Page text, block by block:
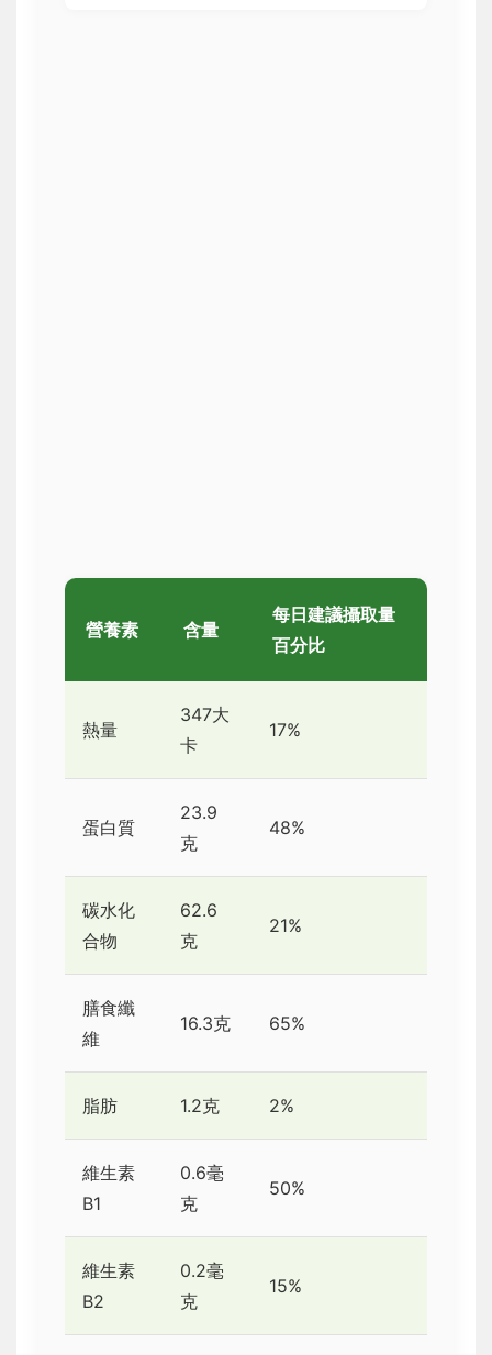
營養素 含量
每日建議攝取量
百分比
熱量
347大
卡
17%
蛋白質
23.9
克
48%
碳水化
合物
62.6
克
21%
膳食纖
維
16.3克 65%
脂肪 1.2克 2%
維生素
B1
0.6毫
克
50%
維生素
B2
0.2毫
克
15%